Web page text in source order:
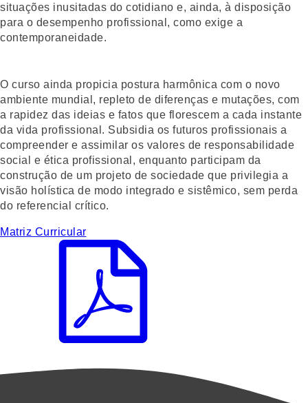
situações inusitadas do cotidiano e, ainda, à disposição
para o desempenho profissional, como exige a
contemporaneidade.
O curso ainda propicia postura harmônica com o novo
ambiente mundial, repleto de diferenças e mutações, com
a rapidez das ideias e fatos que florescem a cada instante
da vida profissional. Subsidia os futuros profissionais a
compreender e assimilar os valores de responsabilidade
social e ética profissional, enquanto participam da
construção de um projeto de sociedade que privilegia a
visão holística de modo integrado e sistêmico, sem perda
do referencial crítico.
Matriz Curricular